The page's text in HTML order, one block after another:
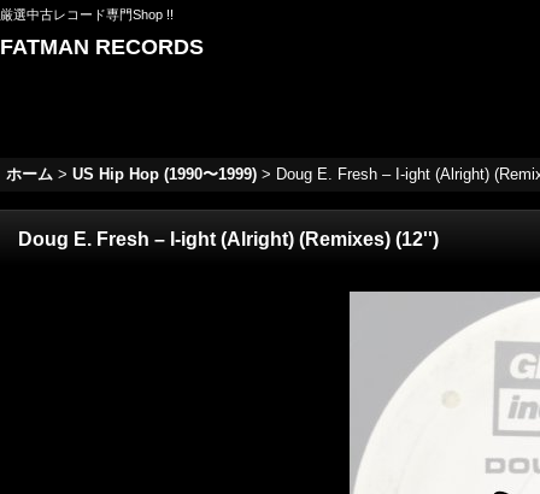
厳選中古レコード専門Shop !!
FATMAN RECORDS
ホーム > US Hip Hop (1990〜1999) > Doug E. Fresh ‎– I-ight (Alright)
Doug E. Fresh ‎– I-ight (Alright) (Remixes) (12'')